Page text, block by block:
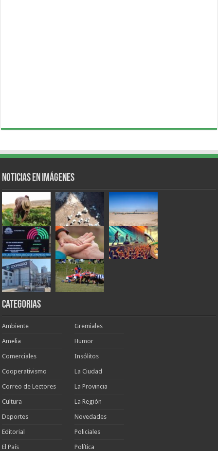
Noticias en Imágenes
Categorias
Ambiente
Amelia
Comerciales
Cooperativismo
Correo de Lectores
Cultura
Deportes
Editorial
El País
Gremiales
Humor
Insólitos
La Ciudad
La Provincia
La Región
Novedades
Policiales
Política